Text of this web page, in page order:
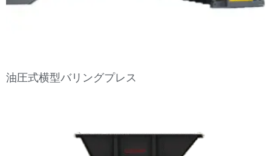
油圧式横型バリングプレス